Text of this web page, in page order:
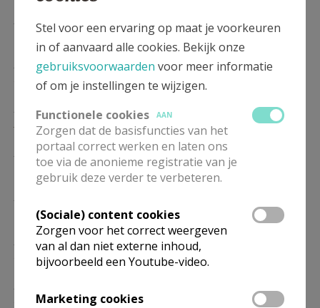
17/01
10.00 Eucharistie
10.00
07/02
10.00 Eucharistie
14/02
21/02
10.00 Eucharistie
28/02
Stel voor een ervaring op maat je voorkeuren
in of aanvaard alle cookies. Bekijk onze
gebruiksvoorwaarden voor meer informatie
of om je instellingen te wijzigen.
Functionele cookies
AAN
Zorgen dat de basisfuncties van het
portaal correct werken en laten ons
toe via de anonieme registratie van je
gebruik deze verder te verbeteren.
(Sociale) content cookies
Zorgen voor het correct weergeven
van al dan niet externe inhoud,
bijvoorbeeld een Youtube-video.
Marketing cookies